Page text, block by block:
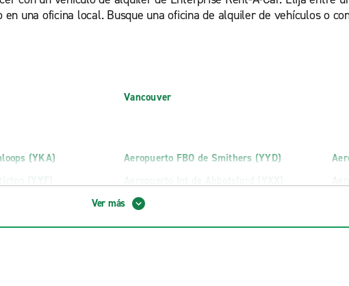
una oficina local. Busque una oficina de alquiler de vehículos o
Vancouver
(YKA)
(YYF)
- Oficina externa
Aeropuerto FBO de Smithers (YYD)
Aeropuerto Int de Abbotsford (YXX)
Aeropuerto Int de Vancouver - Oficina
Ver más